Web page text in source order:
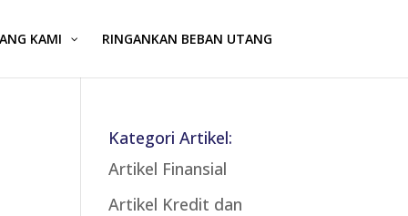
KAMI RINGANKAN BEBAN UTANG
Kategori Artikel:
Artikel Finansial
Artikel Kredit dan